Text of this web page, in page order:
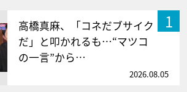
1
高橋真麻、「コネだブサイク
だ」と叩かれるも…“マツコ
の一言”から…
2026.08.05